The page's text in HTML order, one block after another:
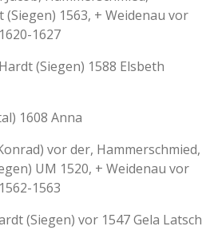
1563, + Weidenau vor
1627
(Siegen) 1588 Elsbeth
1608 Anna
vor der, Hammerschmied,
UM 1520, + Weidenau vor
1563
(Siegen) vor 1547 Gela Latsch